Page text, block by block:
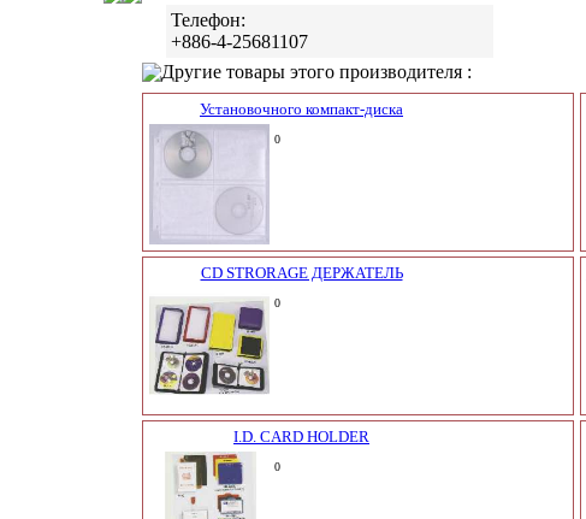
Телефон:
+886-4-25681107
Другие товары этого производителя :
Установочного компакт-диска
0
CD STRORAGE ДЕРЖАТЕЛЬ
0
I.D. CARD HOLDER
0